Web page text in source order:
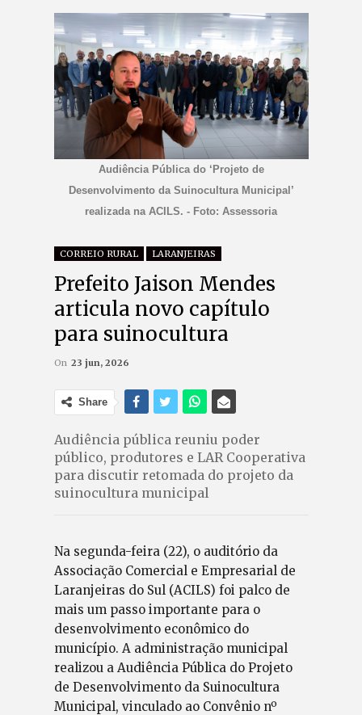
Audiência Pública do ‘Projeto de
Desenvolvimento da Suinocultura Municipal’
realizada na ACILS. - Foto: Assessoria
CORREIO RURAL LARANJEIRAS
Prefeito Jaison Mendes
articula novo capítulo
para suinocultura
On 23 jun, 2026
Share
Audiência pública reuniu poder
público, produtores e LAR Cooperativa
para discutir retomada do projeto da
suinocultura municipal
Na segunda-feira (22), o auditório da
Associação Comercial e Empresarial de
Laranjeiras do Sul (ACILS) foi palco de
mais um passo importante para o
desenvolvimento econômico do
município. A administração municipal
realizou a Audiência Pública do Projeto
de Desenvolvimento da Suinocultura
Municipal, vinculado ao Convênio nº